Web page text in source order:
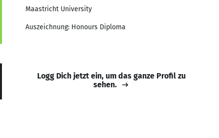
Maastricht University
Auszeichnung: Honours Diploma
Logg Dich jetzt ein, um das ganze Profil zu
sehen.